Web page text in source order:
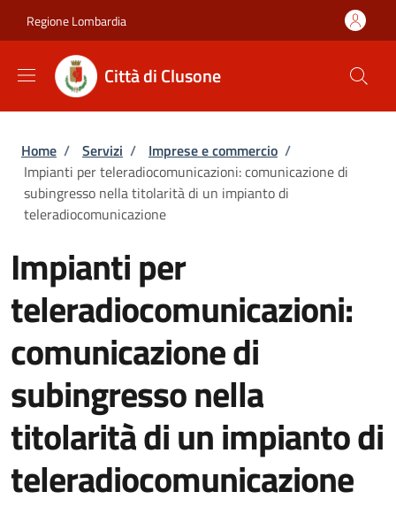
Regione Lombardia
Città di Clusone
Briciole di pane
Home / Servizi / Imprese e commercio /
Impianti per teleradiocomunicazioni: comunicazione di
subingresso nella titolarità di un impianto di
teleradiocomunicazione
Impianti per
teleradiocomunicazioni:
comunicazione di
subingresso nella
titolarità di un impianto di
teleradiocomunicazione